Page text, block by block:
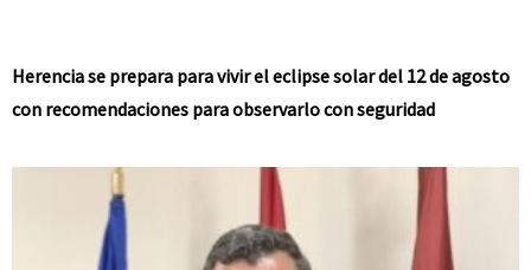
Herencia se prepara para vivir el eclipse solar del 12 de agosto
con recomendaciones para observarlo con seguridad